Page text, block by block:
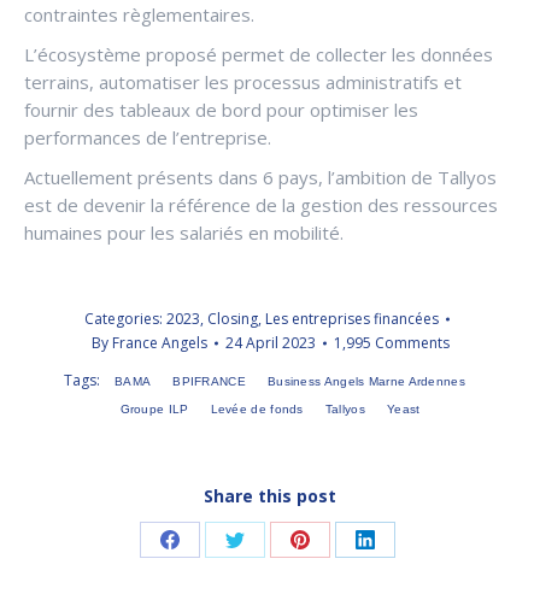
contraintes règlementaires.
L’écosystème proposé permet de collecter les données
terrains, automatiser les processus administratifs et
fournir des tableaux de bord pour optimiser les
performances de l’entreprise.
Actuellement présents dans 6 pays, l’ambition de Tallyos
est de devenir la référence de la gestion des ressources
humaines pour les salariés en mobilité.
Categories: 2023, Closing, Les entreprises financées
By France Angels 24 April 2023
1,995 Comments
Tags:
BAMA BPIFRANCE Business Angels Marne Ardennes
Groupe ILP Levée de fonds Tallyos Yeast
Share this post
Share Share Share Share